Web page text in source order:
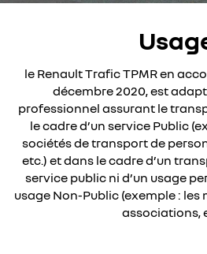
le Renault Trafic TPMR en
décembre 2020, est
professionnel assurant le
le cadre d’un service Public
sociétés de transport de
etc.) et dans le cadre d’un
service public ni d’un usage
usage Non-Public (exemple : les
associations,